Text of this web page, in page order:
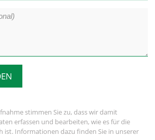
stimmen Sie zu, dass wir damit
erfassen und bearbeiten, wie es für die
ist. Informationen dazu finden Sie in unserer